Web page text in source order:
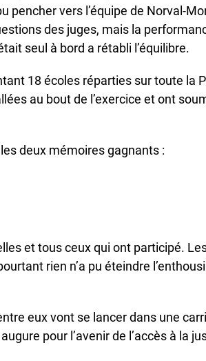
pencher vers l’équipe de Norval-
des juges, mais la
seul à bord a rétabli l’équilibre.
18 écoles réparties sur toute la
au bout de l’exercice et ont
deux mémoires gagnants :
et tous ceux qui ont participé.
rien n’a pu éteindre
eux vont se lancer dans une
pour l’avenir de l’accès à la